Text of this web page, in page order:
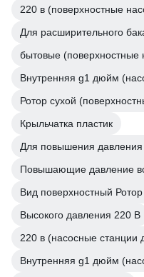
220 в (поверхностные
Для расширительного
бытовые (поверхностные
Внутренняя g1 дюйм
Ротор сухой
Крыльчатка пластик
Для повышения
Повышающие давление
Вид поверхностный Ротор
Высокого давления 220 В
220 в (насосные станции
Внутренняя g1 дюйм